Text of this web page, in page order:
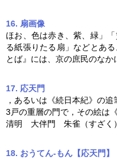
16. 扇画像
ほお、色は赤き、紫、緑」
る紙張りたる扇」などとあ
とば』には、京の庶民のなか
17. 応天門
，あるいは《続日本紀》の
3戸の重層の門で，その絵は《
清明 大伴門 朱雀（すざく
18. おうてん-もん【応天門】